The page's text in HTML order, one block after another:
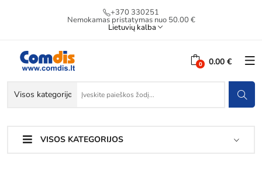
+370 330251
Nemokamas pristatymas nuo 50.00 €
Lietuvių kalba
0.00 €
VISOS KATEGORIJOS